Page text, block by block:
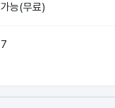
가능(무료)
7